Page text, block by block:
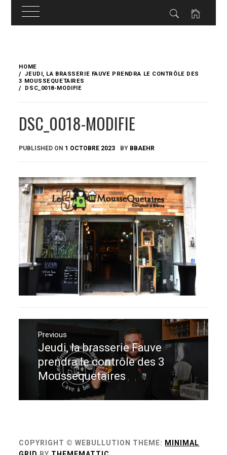
content
HOME
JEUDI, LA BRASSERIE FAUVE PRENDRA LE CONTRÔLE DES
3 MOUSSEQUETAIRES
DSC_0018-MODIFIE
DSC_0018-MODIFIE
PUBLISHED ON 1 OCTOBRE 2023 BY BBAEHR
Navigation
l’article
Previous
Previous
post:
Jeudi, la brasserie Fauve
prendra le contrôle des 3
Moussequetaires
COPYRIGHT © WEBULLUTION THEME: MINIMAL